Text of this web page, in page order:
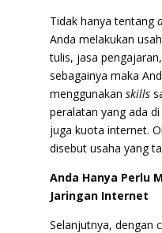
Tidak hanya tentang
Anda melakukan
tulis, jasa
sebagainya maka
menggunakan skills
peralatan yang ada
juga kuota internet.
disebut usaha yang
Anda Hanya Perlu
Jaringan Internet
Selanjutnya, dengan